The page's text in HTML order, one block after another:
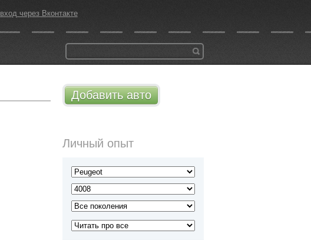
вход через Вконтакте
Добавить авто
Личный опыт